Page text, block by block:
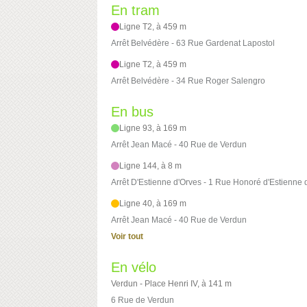
En tram
Ligne T2, à 459 m
Arrêt Belvédère - 63 Rue Gardenat Lapostol
Ligne T2, à 459 m
Arrêt Belvédère - 34 Rue Roger Salengro
En bus
Ligne 93, à 169 m
Arrêt Jean Macé - 40 Rue de Verdun
Ligne 144, à 8 m
Arrêt D'Estienne d'Orves - 1 Rue Honoré d'Estienne
Ligne 40, à 169 m
Arrêt Jean Macé - 40 Rue de Verdun
Voir tout
En vélo
Verdun - Place Henri IV, à 141 m
6 Rue de Verdun